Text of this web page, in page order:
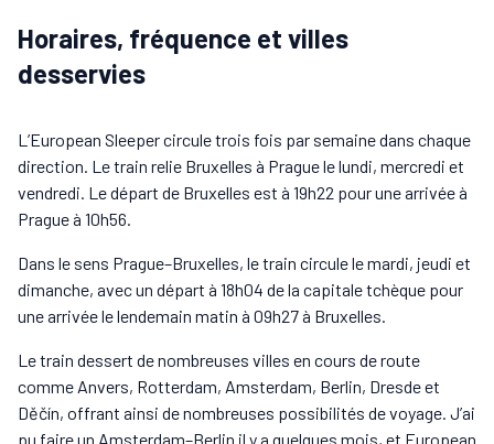
Horaires, fréquence et villes
desservies
L’European Sleeper circule trois fois par semaine dans chaque
direction. Le train relie Bruxelles à Prague le lundi, mercredi et
vendredi. Le départ de Bruxelles est à 19h22 pour une arrivée à
Prague à 10h56.
Dans le sens Prague–Bruxelles, le train circule le mardi, jeudi et
dimanche, avec un départ à 18h04 de la capitale tchèque pour
une arrivée le lendemain matin à 09h27 à Bruxelles.
Le train dessert de nombreuses villes en cours de route
comme Anvers, Rotterdam, Amsterdam, Berlin, Dresde et
Děčín, offrant ainsi de nombreuses possibilités de voyage. J’ai
pu faire un Amsterdam–Berlin il y a quelques mois, et European